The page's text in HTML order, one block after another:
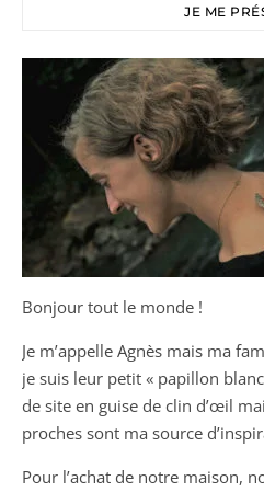
JE ME
Bonjour tout le monde !
Je m’appelle Agnès mais ma
je suis leur petit « papillon
de site en guise de clin d’œil
proches sont ma source
Pour l’achat de notre maison,